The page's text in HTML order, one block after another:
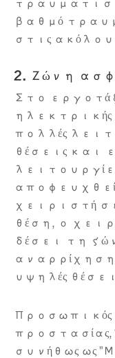
βαθμό
στις
2. Ζώνη
Στο
πολλές
θέσεις και
χειριστή
θέση, ο
δέσει τη
υψηλές
συνήθως ως